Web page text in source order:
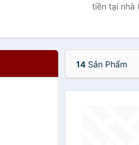
tiền tại nhà
14Sản Phẩm